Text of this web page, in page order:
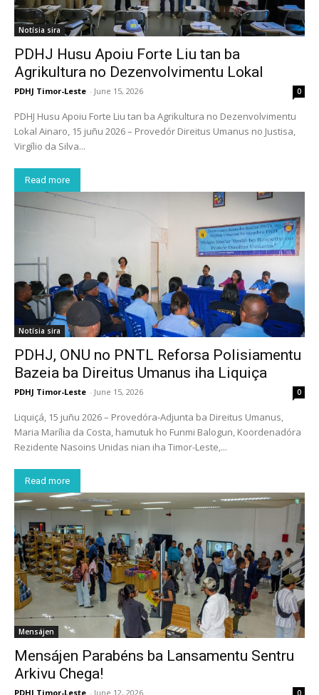
Notísia sira
PDHJ Husu Apoiu Forte Liu tan ba
Agrikultura no Dezenvolvimentu Lokal
PDHJ Timor-Leste - June 15, 2026 0
PDHJ Husu Apoiu Forte Liu tan ba Agrikultura no Dezenvolvimentu
Lokal Ainaro, 15 juñu 2026 – Provedór Direitus Umanus no Justisa,
Virgílio da Silva...
Read more
Notísia sira
PDHJ, ONU no PNTL Reforsa Polisiamentu
Bazeia ba Direitus Umanus iha Liquiça
PDHJ Timor-Leste - June 15, 2026 0
Liquiçá, 15 juñu 2026 – Provedóra-Adjunta ba Direitus Umanus,
Maria Marília da Costa, hamutuk ho Funmi Balogun, Koordenadóra
Rezidente Nasoins Unidas nian iha Timor-Leste,...
Read more
Mensájen
Mensájen Parabéns ba Lansamentu Sentru
Arkivu Chega!
PDHJ Timor-Leste - June 12, 2026 0